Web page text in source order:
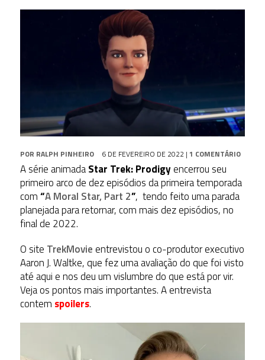
POR RALPH PINHEIRO 6 DE FEVEREIRO DE 2022 | 1 COMENTÁRIO
A série animadaStar Trek: Prodigyencerrou seu
primeiro arco de dez episódios da primeira temporada
com“A Moral Star, Part 2”, tendo feito uma parada
planejada para retornar, com mais dez episódios, no
final de 2022.
O site TrekMovieentrevistou o co-produtor executivo
Aaron J. Waltke, que fez uma avaliação do que foi visto
até aqui e nos deu um vislumbre do que está por vir.
Veja os pontos mais importantes. A entrevista
contem spoilers.